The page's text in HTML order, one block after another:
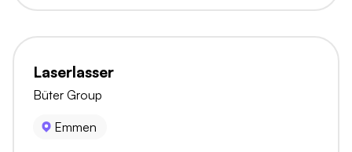
Laserlasser
Büter Group
Emmen